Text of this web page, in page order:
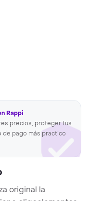
Rappi
precios, proteger tus
de pago más practico
original la